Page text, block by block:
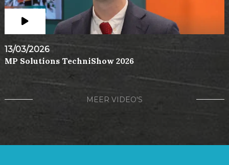
13/03/2026
MP Solutions TechniShow 2026
MEER VIDEO'S